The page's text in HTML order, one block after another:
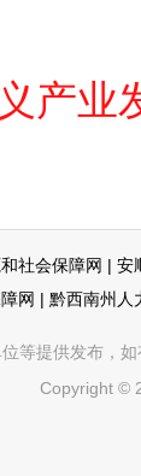
产
社会保障网 | 安
网 | 黔西南州人
等提供发布，
Copyright ©